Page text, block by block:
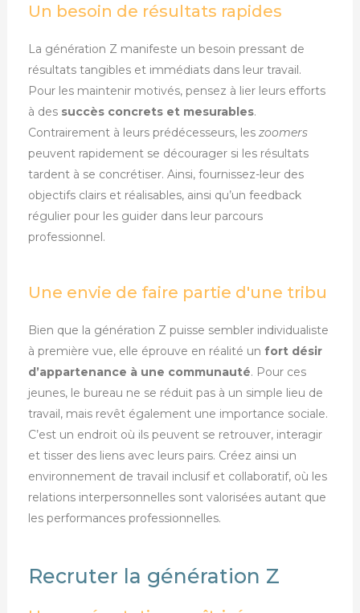
Un besoin de résultats rapides
La génération Z manifeste un besoin pressant de
résultats tangibles et immédiats dans leur travail.
Pour les maintenir motivés, pensez à lier leurs efforts
à des succès concrets et mesurables.
Contrairement à leurs prédécesseurs, leszoomers
peuvent rapidement se décourager si les résultats
tardent à se concrétiser. Ainsi, fournissez-leur des
objectifs clairs et réalisables, ainsi qu’un feedback
régulier pour les guider dans leur parcours
professionnel.
Une envie de faire partie d'une tribu
Bien que la génération Z puisse sembler individualiste
à première vue, elle éprouve en réalité un fort désir
d’appartenance à une communauté. Pour ces
jeunes, le bureau ne se réduit pas à un simple lieu de
travail, mais revêt également une importance sociale.
C’est un endroit où ils peuvent se retrouver, interagir
et tisser des liens avec leurs pairs. Créez ainsi un
environnement de travail inclusif et collaboratif, où les
relations interpersonnelles sont valorisées autant que
les performances professionnelles.
Recruter la génération Z